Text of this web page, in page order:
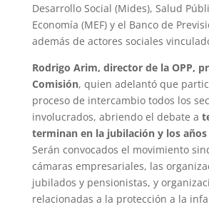
Desarrollo Social (Mides), Salud
Economía (MEF) y el Banco de
además de actores sociales
Rodrigo Arim, director de la OPP,
Comisión, quien adelantó que
proceso de intercambio todos los
involucrados, abriendo el debate a
terminan en la jubilación y los
Serán convocados el movimiento
cámaras empresariales, las
jubilados y pensionistas, y
relacionadas a la protección a la